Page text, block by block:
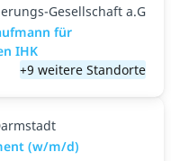
Gesellschaft a.G
für
IHK
+9 weitere Standorte
(w/m/d)